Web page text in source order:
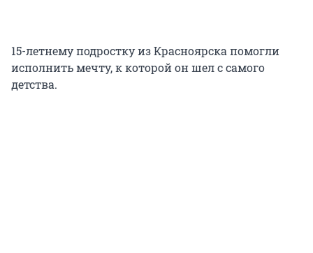
15-летнему подростку из Красноярска помогли
исполнить мечту, к которой он шел с самого
детства.